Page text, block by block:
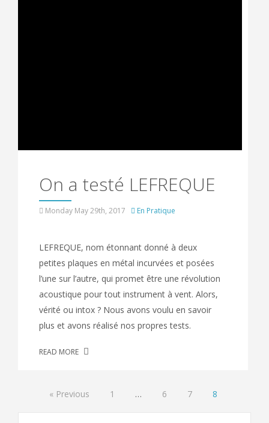
On a testé LEFREQUE
Monday May 29th, 2017 En Pratique
LEFREQUE, nom étonnant donné à deux
petites plaques en métal incurvées et posées
l’une sur l’autre, qui promet être une révolution
acoustique pour tout instrument à vent. Alors,
vérité ou intox ? Nous avons voulu en savoir
plus et avons réalisé nos propres tests.
READ MORE
« Previous 1 … 6 7 8